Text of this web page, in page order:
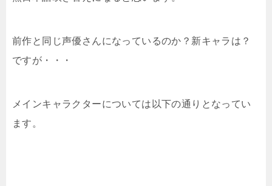
前作と同じ声優さんになっているのか？新キャラは？
ですが・・・
メインキャラクターについては以下の通りとなってい
ます。